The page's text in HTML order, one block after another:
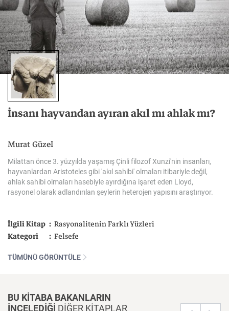
İnsanıhayvandanayıranakılmıahlakmı?
Murat Güzel
Milattan önce3. yüzyılda yaşamış ÇinlifilozofXunzi'nin insanları,
hayvanlardan Aristotelesgibi'akıl sahibi'olmaları itibariyledeğil,
ahlak sahibiolmaları hasebiyle ayırdığına işaret eden Lloyd,
rasyonel olarak adlandırılan şeylerin heterojen yapısını araştırıyor.
İlgili Kitap
Rasyonalitenin Farklı Yüzleri
Kategori
Felsefe
TÜMÜNÜ GÖRÜNTÜLE
BU KİTABA BAKANLARIN
İNCELEDİĞİ DİĞER KİTAPLAR